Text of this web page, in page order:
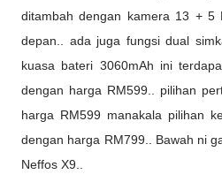
ditambah dengan kamera 13 + 5
depan.. ada juga fungsi dual
kuasa bateri 3060mAh ini
dengan harga RM599.. pilihan
harga RM599 manakala pilihan
dengan harga RM799.. Bawah ni
Neffos X9..